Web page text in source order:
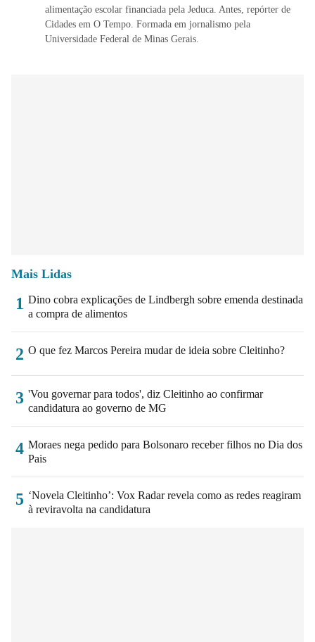
alimentação escolar financiada pela Jeduca. Antes, repórter de
Cidades em O Tempo. Formada em jornalismo pela
Universidade Federal de Minas Gerais.
Mais Lidas
1 Dino cobra explicações de Lindbergh sobre emenda destinada
a compra de alimentos
2 O que fez Marcos Pereira mudar de ideia sobre Cleitinho?
3 'Vou governar para todos', diz Cleitinho ao confirmar
candidatura ao governo de MG
4 Moraes nega pedido para Bolsonaro receber filhos no Dia dos
Pais
5 ‘Novela Cleitinho’: Vox Radar revela como as redes reagiram
à reviravolta na candidatura